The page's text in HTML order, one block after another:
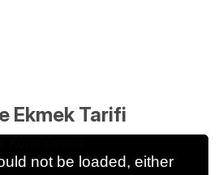
not be loaded, either
Ekmek Tarifi